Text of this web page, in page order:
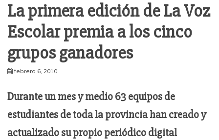
La primera edición de La Voz
Escolar premia a los cinco
grupos ganadores
febrero 6, 2010
Durante un mes y medio 63 equipos de
estudiantes de toda la provincia han creado y
actualizado su propio periódico digital